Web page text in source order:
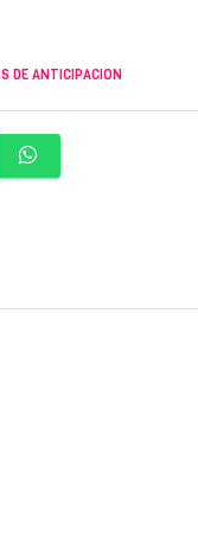
DE ANTICIPACION